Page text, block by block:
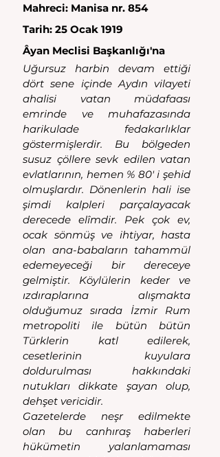
Mahreci: Manisa nr. 854
Tarih: 25 Ocak 1919
Âyan Meclisi Başkanlığı'na
Uğursuz harbin devam ettiği
dört sene içinde Aydın vilayeti
ahalisi vatan müdafaası
emrinde ve muhafazasında
harikulade fedakarlıklar
göstermişlerdir. Bu bölgeden
susuz çöllere sevk edilen vatan
evlatlarının, hemen % 80' i şehid
olmuşlardır. Dönenlerin hali ise
şimdi kalpleri parçalayacak
derecede elîmdir. Pek çok ev,
ocak sönmüş ve ihtiyar, hasta
olan ana-babaların tahammül
edemeyeceği bir dereceye
gelmiştir. Köylülerin keder ve
ızdıraplarına alışmakta
olduğumuz sırada İzmir Rum
metropoliti ile bütün bütün
Türklerin katl edilerek,
cesetlerinin kuyulara
doldurulması hakkındaki
nutukları dikkate şayan olup,
dehşet vericidir.
Gazetelerde neşr edilmekte
olan bu canhıraş haberleri
hükümetin yalanlamaması